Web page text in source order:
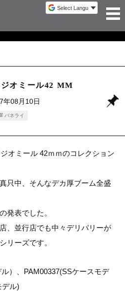
オミール42 MM
年08月10日
パネライ
オミール 42ｍｍのコレクション
只中、そんなデカ厚ブーム全盛
発表でした。
、並行店でも中々デリバリーが
リーズです。
）、PAM00337(SSケースモデ
デル)